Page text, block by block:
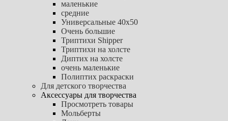
маленькие
средние
Универсальные 40х50
Очень большие
Триптихи Shipper
Триптихи на холсте
Диптих на холсте
очень маленькие
Полиптих раскраски
Для детского творчества
Аксессуары для творчества
Просмотреть товары
Мольберты